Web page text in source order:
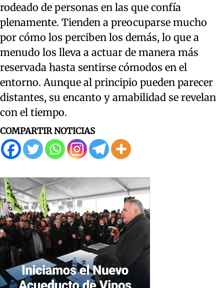
rodeado de personas en las que confía
plenamente. Tienden a preocuparse mucho
por cómo los perciben los demás, lo que a
menudo los lleva a actuar de manera más
reservada hasta sentirse cómodos en el
entorno. Aunque al principio pueden parecer
distantes, su encanto y amabilidad se revelan
con el tiempo.
COMPARTIR NOTICIAS